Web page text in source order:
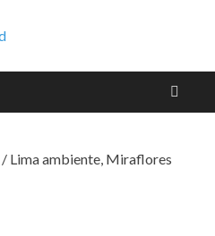
Crónicas de
la
Diversidad
sobre temas de cultura LGTB+
/ Lima ambiente, Miraflores